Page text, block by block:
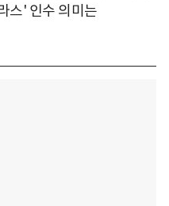
스' 인수 의미는